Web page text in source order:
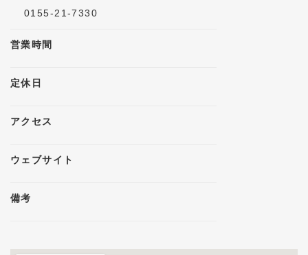
0155-21-7330
営業時間
定休日
アクセス
ウェブサイト
備考